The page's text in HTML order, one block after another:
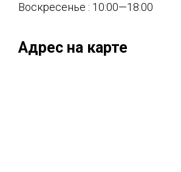
Воскресенье : 10:00—18:00
Адрес на карте